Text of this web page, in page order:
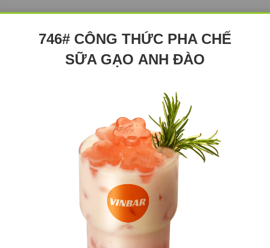
746# CÔNG THỨC PHA CHẾ
SỮA GẠO ANH ĐÀO